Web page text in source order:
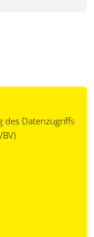
des Datenzugriffs